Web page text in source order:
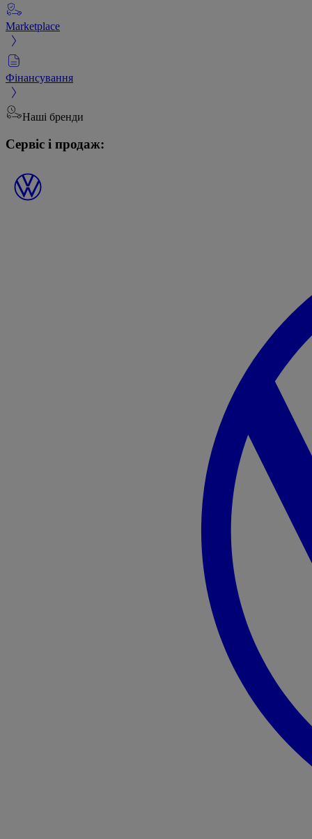
Marketplace
Фінансування
Наші бренди
Сервіс і продаж: